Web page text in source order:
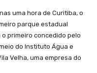
uma hora de Curitiba, o
parque estadual
o primeiro concedido pelo
do Instituto Água e
Velha, uma empresa do